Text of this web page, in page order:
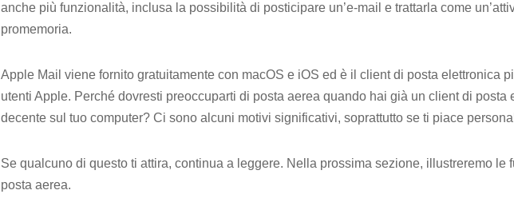
anche più funzionalità, inclusa la possibilità di posticipare un’e-mail e trattarla come
promemoria.
Apple Mail viene fornito gratuitamente con macOS e iOS ed è il client di posta elettronica
utenti Apple. Perché dovresti preoccuparti di posta aerea quando hai già un client di posta
decente sul tuo computer? Ci sono alcuni motivi significativi, soprattutto se ti piace
Se qualcuno di questo ti attira, continua a leggere. Nella prossima sezione, illustreremo le
posta aerea.